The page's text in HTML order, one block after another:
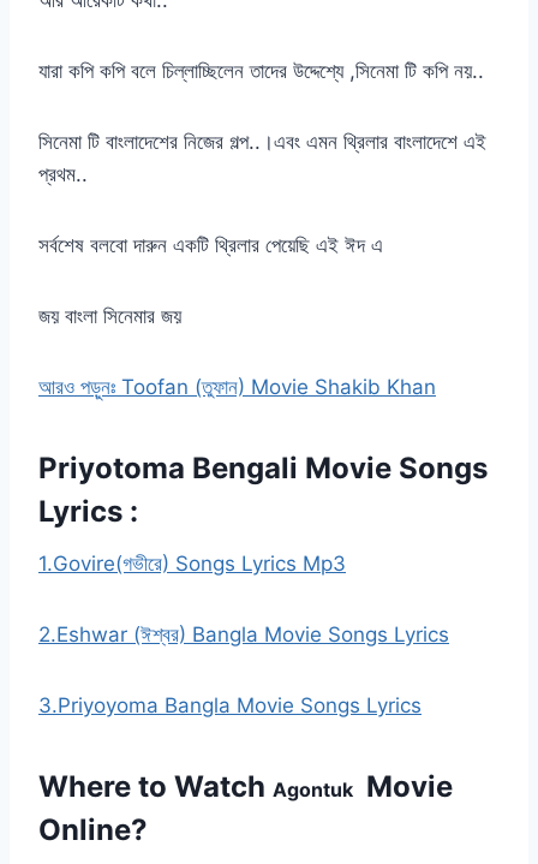
যারা কপি কপি বলে চিল্লাচ্ছিলেন তাদের উদ্দেশ্যে ,সিনেমা টি কপি নয়..
সিনেমা টি বাংলাদেশের নিজের গল্প..।এবং এমন থ্রিলার বাংলাদেশে এই
প্রথম..
সর্বশেষ বলবো দারুন একটি থ্রিলার পেয়েছি এই ঈদ এ
জয় বাংলা সিনেমার জয়
আরও পড়ুনঃ Toofan (তুফান) Movie Shakib Khan
Priyotoma Bengali Movie Songs
Lyrics :
1.Govire(গভীরে) Songs Lyrics Mp3
2.Eshwar (ঈশ্বর) Bangla Movie Songs Lyrics
3.Priyoyoma Bangla Movie Songs Lyrics
Where to Watch Agontuk Movie
Online?